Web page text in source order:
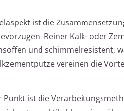
ist die
Reiner Kalk- oder
und schimmelresistent,
vereinen die
Punkt ist die